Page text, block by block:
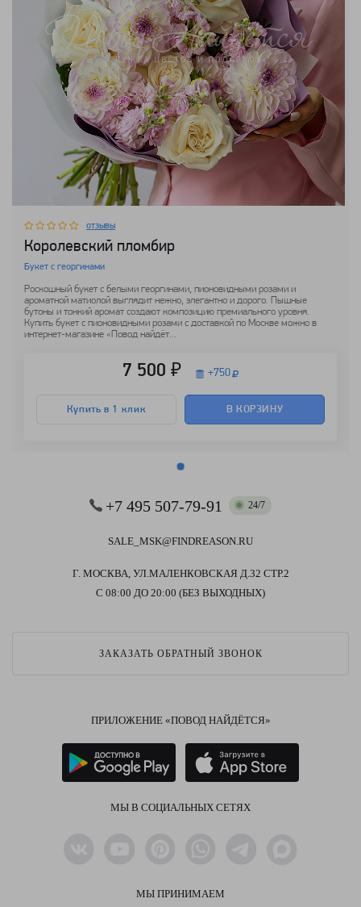
отзывы
Королевский пломбир
Букет с георгинами
Роскошный букет с белыми георгинами, пионовидными розами и
ароматной матиолой выглядит нежно, элегантно и дорого. Пышные
бутоны и тонкий аромат создают композицию премиального уровня.
Купить букет с пионовидными розами с доставкой по Москве можно в
интернет-магазине «Повод найдёт...
7 500 ₽ +750
Купить в 1 клик В КОРЗИНУ
+7 495 507-79-91 24/7
SALE_MSK@FINDREASON.RU
Г. МОСКВА, УЛ.МАЛЕНКОВСКАЯ Д.32 СТР.2
С 08:00 ДО 20:00 (БЕЗ ВЫХОДНЫХ)
ЗАКАЗАТЬ ОБРАТНЫЙ ЗВОНОК
ПРИЛОЖЕНИЕ «ПОВОД НАЙДЁТСЯ»
МЫ В СОЦИАЛЬНЫХ СЕТЯХ
МЫ ПРИНИМАЕМ